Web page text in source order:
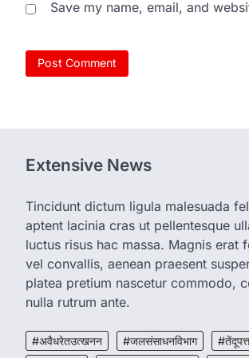
Save my name, email, and
Extensive News
Tincidunt dictum ligula malesuada
aptent lacinia cras ut pellentesque
luctus risus hac massa. Magnis erat
vel convallis, aenean praesent
platea pretium nascetur commodo,
nulla rutrum ante.
#अवैधरेतउत्खनन #जलसंसाधनविभाग